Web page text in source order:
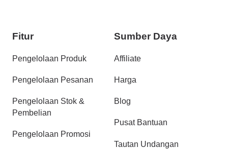
Fitur
Pengelolaan Produk
Pengelolaan Pesanan
Pengelolaan Stok &
Pembelian
Pengelolaan Promosi
Sumber Daya
Affiliate
Harga
Blog
Pusat Bantuan
Tautan Undangan